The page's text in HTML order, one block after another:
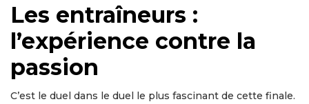
Les entraîneurs :
l’expérience contre la
passion
C’est le duel dans le duel le plus fascinant de cette finale.